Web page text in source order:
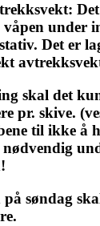
under
Det er
skal det
pr. skive.
til ikke å
nødvendig
på søndag